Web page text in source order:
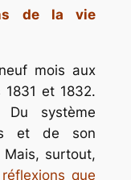
de la vie
mois aux
et 1832.
Du système
et de son
Mais, surtout,
que